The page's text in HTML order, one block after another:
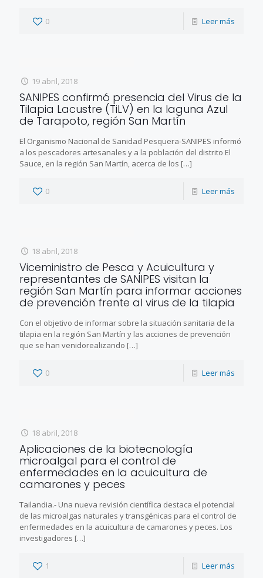
0 Leer más
19 abril, 2018
SANIPES confirmó presencia del Virus de la
Tilapia Lacustre (TiLV) en la laguna Azul
de Tarapoto, región San Martín
El Organismo Nacional de Sanidad Pesquera-SANIPES informó
a los pescadores artesanales y a la población del distrito El
Sauce, en la región San Martín, acerca de los […]
0 Leer más
18 abril, 2018
Viceministro de Pesca y Acuicultura y
representantes de SANIPES visitan la
región San Martín para informar acciones
de prevención frente al virus de la tilapia
Con el objetivo de informar sobre la situación sanitaria de la
tilapia en la región San Martín y las acciones de prevención
que se han venidorealizando […]
0 Leer más
18 abril, 2018
Aplicaciones de la biotecnología
microalgal para el control de
enfermedades en la acuicultura de
camarones y peces
Tailandia.- Una nueva revisión científica destaca el potencial
de las microalgas naturales y transgénicas para el control de
enfermedades en la acuicultura de camarones y peces. Los
investigadores […]
1 Leer más